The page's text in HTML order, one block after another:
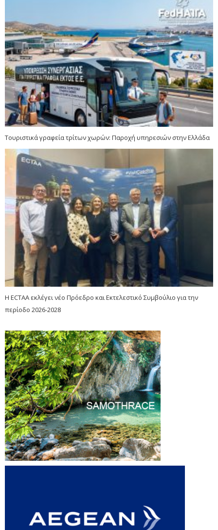
Τουριστικά γραφεία τρίτων χωρών: Παροχή υπηρεσιών στην Ελλάδα
Η ECTAA εκλέγει νέο Πρόεδρο και Εκτελεστικό Συμβούλιο για την
περίοδο 2026-2028